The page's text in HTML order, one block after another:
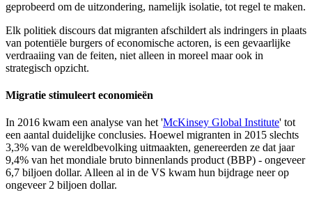
geprobeerd om de uitzondering, namelijk isolatie, tot regel te maken.
Elk politiek discours dat migranten afschildert als indringers in plaats
van potentiële burgers of economische actoren, is een gevaarlijke
verdraaiing van de feiten, niet alleen in moreel maar ook in
strategisch opzicht.
Migratie stimuleert economieën
In 2016 kwam een analyse van het 'McKinsey Global Institute' tot
een aantal duidelijke conclusies. Hoewel migranten in 2015 slechts
3,3% van de wereldbevolking uitmaakten, genereerden ze dat jaar
9,4% van het mondiale bruto binnenlands product (BBP) - ongeveer
6,7 biljoen dollar. Alleen al in de VS kwam hun bijdrage neer op
ongeveer 2 biljoen dollar.